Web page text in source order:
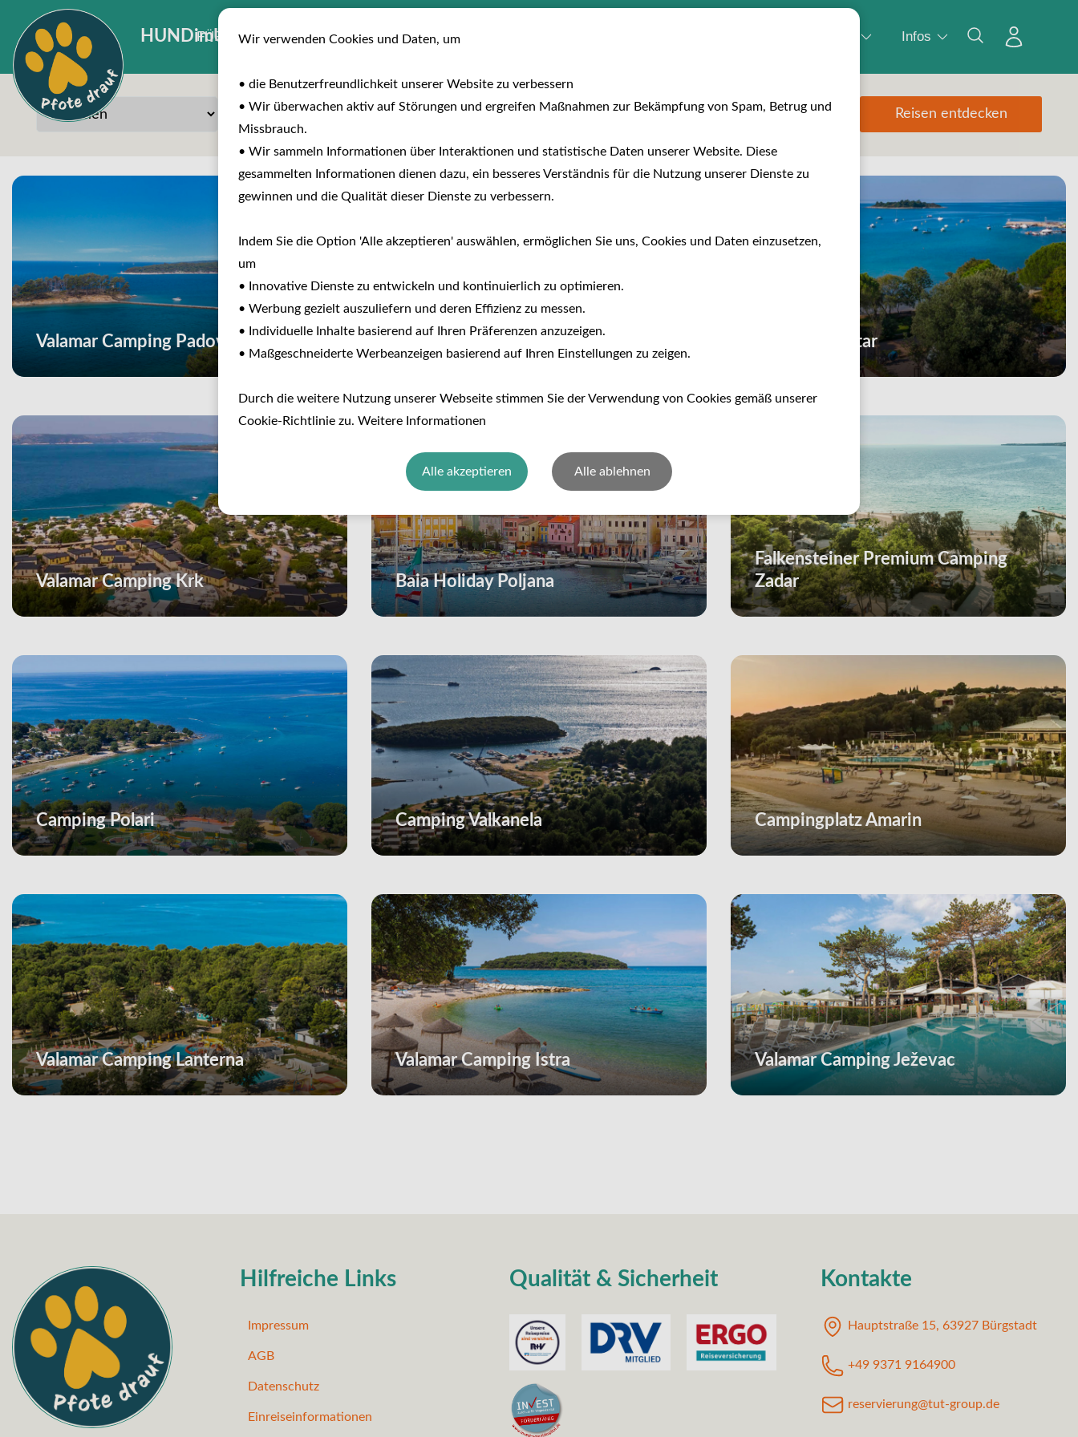
HUNDimURLAUB
FÜR INVESTOREN Busreisen Hotels Infos
Reisen entdecken
Valamar Camping Padova Campingplatz Porto Sole Camping Veštar
Valamar Camping Krk Baia Holiday Poljana
Falkensteiner Premium Camping
Zadar
Camping Polari Camping Valkanela Campingplatz Amarin
Valamar Camping Lanterna Valamar Camping Istra Valamar Camping Ježevac
Hilfreiche Links
Impressum
AGB
Datenschutz
Einreiseinformationen
Qualität & Sicherheit Kontakte
Hauptstraße 15, 63927 Bürgstadt
+49 9371 9164900
reservierung@tut-group.de
Wir verwenden Cookies und Daten, um
• die Benutzerfreundlichkeit unserer Website zu verbessern
• Wir überwachen aktiv auf Störungen und ergreifen Maßnahmen zur Bekämpfung von Spam, Betrug und
Missbrauch.
• Wir sammeln Informationen über Interaktionen und statistische Daten unserer Website. Diese
gesammelten Informationen dienen dazu, ein besseres Verständnis für die Nutzung unserer Dienste zu
gewinnen und die Qualität dieser Dienste zu verbessern.
Indem Sie die Option 'Alle akzeptieren' auswählen, ermöglichen Sie uns, Cookies und Daten einzusetzen,
um
• Innovative Dienste zu entwickeln und kontinuierlich zu optimieren.
• Werbung gezielt auszuliefern und deren Effizienz zu messen.
• Individuelle Inhalte basierend auf Ihren Präferenzen anzuzeigen.
• Maßgeschneiderte Werbeanzeigen basierend auf Ihren Einstellungen zu zeigen.
Durch die weitere Nutzung unserer Webseite stimmen Sie der Verwendung von Cookies gemäß unserer
Cookie-Richtlinie zu. Weitere Informationen
Alle akzeptieren Alle ablehnen